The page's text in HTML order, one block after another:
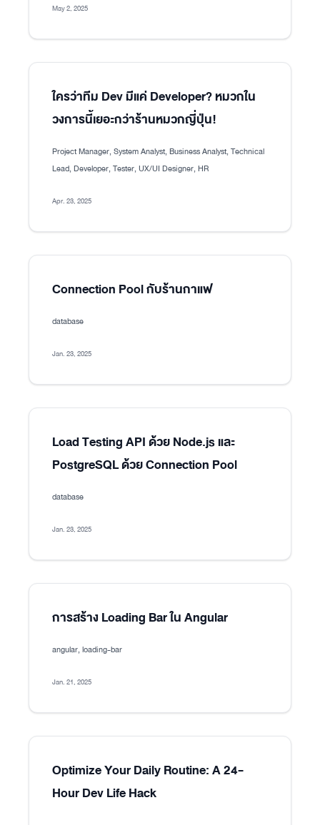
May 2, 2025
ใครว่าทีม Dev มีแค่ Developer? หมวกใน
วงการนี้เยอะกว่าร้านหมวกญี่ปุ่น!
Project Manager, System Analyst, Business Analyst, Technical
Lead, Developer, Tester, UX/UI Designer, HR
Apr. 23, 2025
Connection Pool กับร้านกาแฟ
database
Jan. 23, 2025
Load Testing API ด้วย Node.js และ
PostgreSQL ด้วย Connection Pool
database
Jan. 23, 2025
การสร้าง Loading Bar ใน Angular
angular, loading-bar
Jan. 21, 2025
Optimize Your Daily Routine: A 24-
Hour Dev Life Hack